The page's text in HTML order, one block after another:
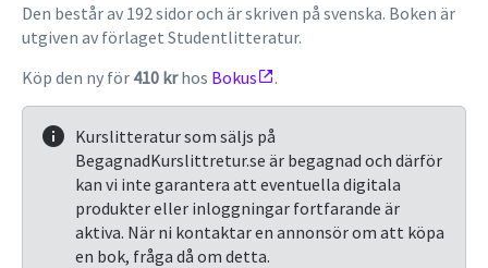
Den består av 192 sidor och är skriven på svenska. Boken är
utgiven av förlaget Studentlitteratur.
Köp den ny för 410 krhos Bokus .
Kurslitteratur som säljs på
BegagnadKurslittretur.se är begagnad och därför
kan vi inte garantera att eventuella digitala
produkter eller inloggningar fortfarande är
aktiva. När ni kontaktar en annonsör om att köpa
en bok, fråga då om detta.